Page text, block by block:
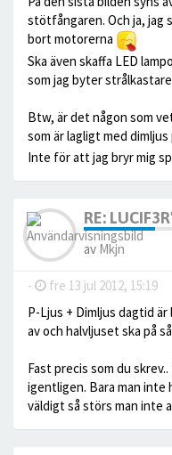
stötfångaren. Och ja, jag
bort motorerna
Ska även skaffa LED
som jag byter
Btw, är det någon som
som är lagligt med
Inte för att jag bryr mig
RE:
av Mkjn
- fre 13 jul 2012, 15:19
P-Ljus + Dimljus dagtid
av och halvljuset ska på
Fast precis som du
igentligen. Bara man inte
väldigt så störs man inte